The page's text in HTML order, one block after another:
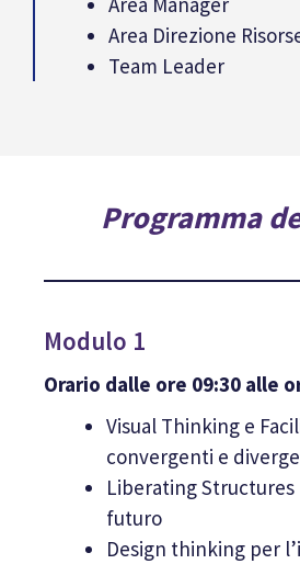
Area Direzione
Team Leader
Programma
Modulo 1
Orario dalle ore 09:30 alle
Visual Thinking e
convergenti e
Liberating
futuro
Design thinking per